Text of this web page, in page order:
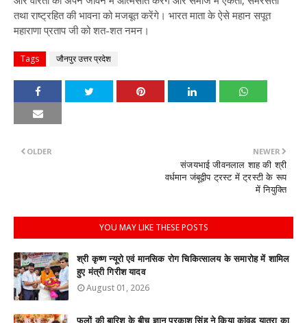
तथा राष्ट्रहित की भावना को मजबूत करेंगे। भारत माता के ऐसे महान सपूत
महाराणा प्रताप जी को शत-शत नमन।
Tags जौनपुर उत्तर प्रदेश
NEWER
संजयभाई जीवनलाल शाह की श्री
वर्धमान जंबूद्वीप ट्रस्ट में ट्रस्टी के रूप
में नियुक्ति
OLDER
YOU MAY LIKE THESE POSTS
श्री कृष्ण न्यूरो एवं मानसिक रोग चिकित्सालय के समारोह में शामिल
हुए मंत्री गिरीश यादव
August 01, 2026
फूलों की बारिश के बीच ज्ञान प्रकाश सिंह ने किया कांवड़ यात्रा का